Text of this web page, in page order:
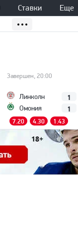
Ставки Еще
Завершен, 20:00
Линколн
Омония
1
1
7.20 4.30 1.43